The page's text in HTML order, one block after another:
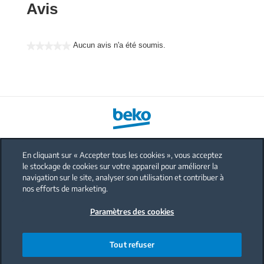
Avis
Aucun avis n'a été soumis.
FAQ
Protection données personnelles
Mentions légales
Nous contacter
Code de conduite
En cliquant sur « Accepter tous les cookies », vous acceptez
le stockage de cookies sur votre appareil pour améliorer la
navigation sur le site, analyser son utilisation et contribuer à
nos efforts de marketing.
Paramètres des cookies
Tout refuser